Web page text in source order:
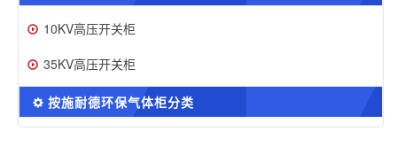
10KV高压开关柜
35KV高压开关柜
按施耐德环保气体柜分类